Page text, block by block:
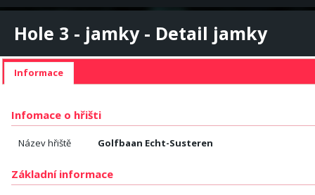
Hole 3 - jamky - Detail jamky
Informace
Infomace o hřišti
Název hřiště Golfbaan Echt-Susteren
Základní informace